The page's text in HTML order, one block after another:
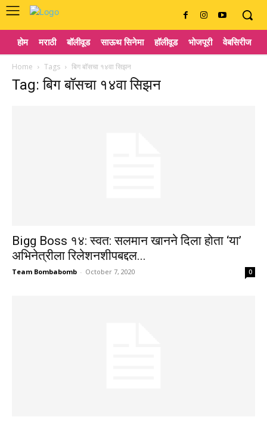
होम मराठी बॉलीवूड साऊथ सिनेमा हॉलीवूड भोजपूरी वेबसिरीज
Home Tags बिग बॉसचा १४वा सिझन
Tag: बिग बॉसचा १४वा सिझन
Bigg Boss १४: स्वत: सलमान खानने दिला होता ‘या’
अभिनेत्रीला रिलेशनशीपबद्दल...
Team Bombabomb - October 7, 2020 0